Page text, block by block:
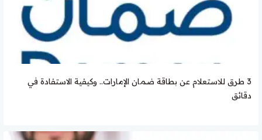
3 طرق للاستعلام عن بطاقة ضمان الإمارات.. وكيفية الاستفادة في
دقائق